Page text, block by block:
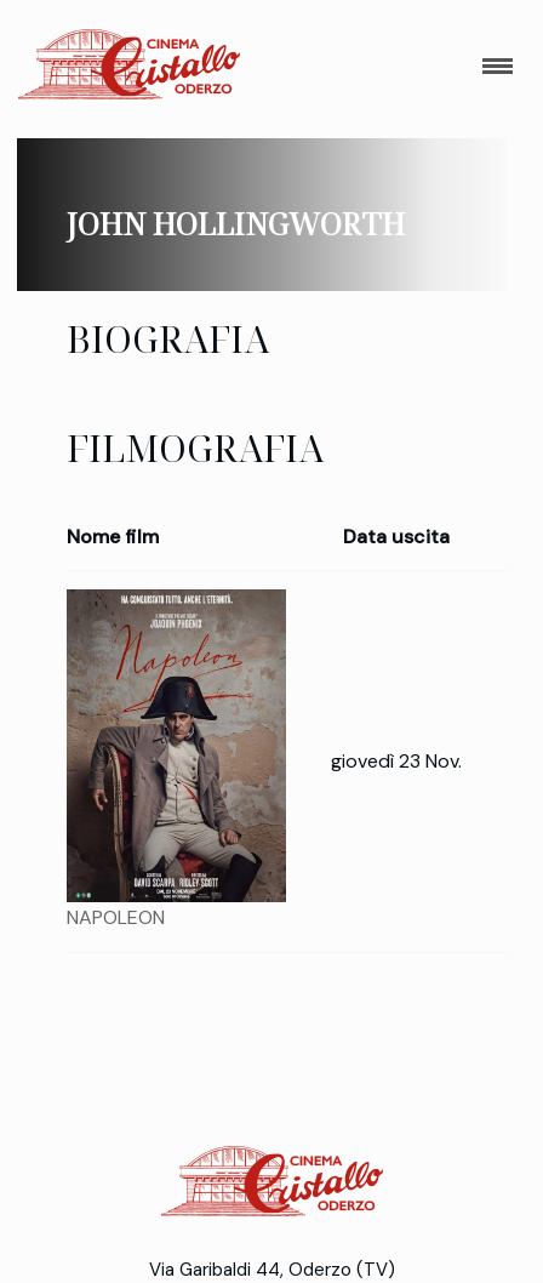
JOHN HOLLINGWORTH
BIOGRAFIA
FILMOGRAFIA
Nome film Data uscita
NAPOLEON
giovedì 23 Nov.
Via Garibaldi 44, Oderzo (TV)